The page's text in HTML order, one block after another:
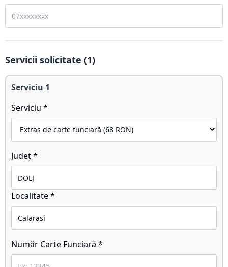
Servicii solicitate (1)
Serviciu 1
Serviciu *
Județ *
Localitate *
Număr Carte Funciară *